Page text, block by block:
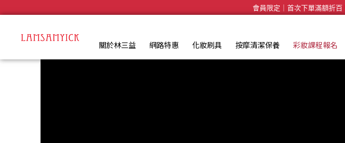
會員限定｜首次下單滿額折
全台滿千免運🛒訂單付
關於林三益 網路特惠 化妝刷具 按摩清潔保養 彩妝課程報名